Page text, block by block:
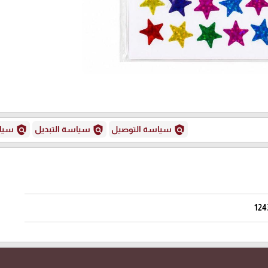
policy سياسة التوصيل policy سياسة التبديل policy